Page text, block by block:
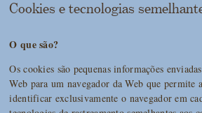
Cookies e tecnologias
O que são?
Os cookies são pequenas informações
Web para um navegador da Web que permite
identificar exclusivamente o navegador em